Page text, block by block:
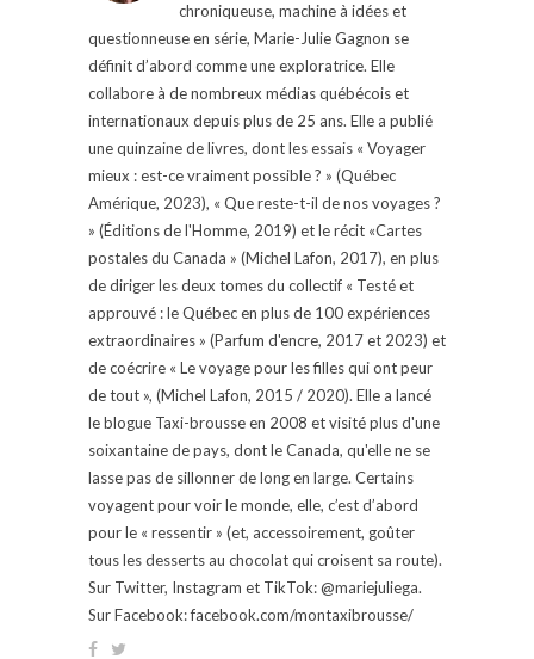
chroniqueuse, machine à idées et
questionneuse en série, Marie-Julie Gagnon se
définit d’abord comme une exploratrice. Elle
collabore à de nombreux médias québécois et
internationaux depuis plus de 25 ans. Elle a publié
une quinzaine de livres, dont les essais « Voyager
mieux : est-ce vraiment possible ? » (Québec
Amérique, 2023), « Que reste-t-il de nos voyages ?
» (Éditions de l'Homme, 2019) et le récit «Cartes
postales du Canada » (Michel Lafon, 2017), en plus
de diriger les deux tomes du collectif « Testé et
approuvé : le Québec en plus de 100 expériences
extraordinaires » (Parfum d'encre, 2017 et 2023) et
de coécrire « Le voyage pour les filles qui ont peur
de tout », (Michel Lafon, 2015 / 2020). Elle a lancé
le blogue Taxi-brousse en 2008 et visité plus d'une
soixantaine de pays, dont le Canada, qu'elle ne se
lasse pas de sillonner de long en large. Certains
voyagent pour voir le monde, elle, c’est d’abord
pour le « ressentir » (et, accessoirement, goûter
tous les desserts au chocolat qui croisent sa route).
Sur Twitter, Instagram et TikTok: @mariejuliega.
Sur Facebook: facebook.com/montaxibrousse/